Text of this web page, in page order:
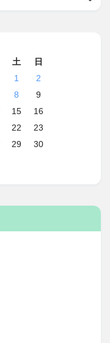
土
日
1
2
8
9
15
16
22
23
29
30